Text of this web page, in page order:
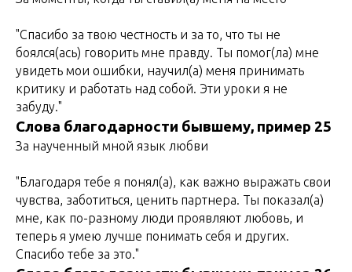
"Спасибо за твою честность и за то, что ты не
боялся(ась) говорить мне правду. Ты помог(ла) мне
увидеть мои ошибки, научил(а) меня принимать
критику и работать над собой. Эти уроки я не
забуду."
Слова благодарности бывшему, пример 25
За наученный мной язык любви
"Благодаря тебе я понял(а), как важно выражать свои
чувства, заботиться, ценить партнера. Ты показал(а)
мне, как по-разному люди проявляют любовь, и
теперь я умею лучше понимать себя и других.
Спасибо тебе за это."